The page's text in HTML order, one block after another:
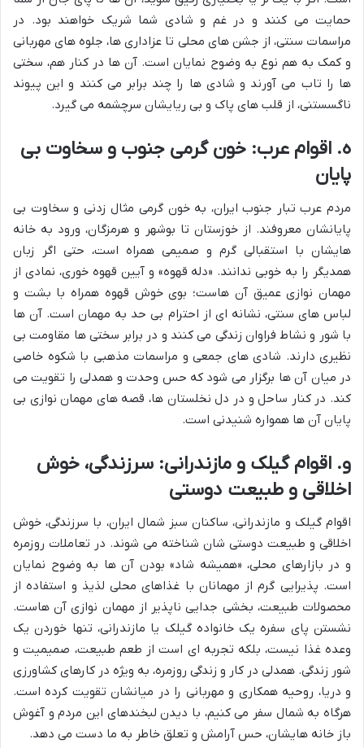
حمایت می کنند و در غم و شادی شما شریک خواهند بود. در
مراسمات سنتی، از جشن های محلی تا عزاداری ها، جلوه های مهربانی
و کمک به هم نوع به وضوح نمایان است. آن ها در کنار هم، سختی
ها را تاب می آورند و شادی ها را چند برابر می کنند و این پیوند
ناگسستنی، از قلب های پاک و بی ریایشان سرچشمه می گیرد.
ه. اقوام عرب: خون گرمی جنوب و سخاوت بی
پایان
مردم عرب تبار جنوب ایران، به خون گرمی مثال زدنی و سخاوت بی
پایانشان معروفند. از خوزستان تا بوشهر و هرمزگان، ورود به خانه
هایشان با استقبالی گرم و صمیمی همراه است، حتی اگر زبان
همدیگر را به خوبی ندانند. «دله قهوه» و آیین قهوه خوری، نمادی از
مهمان نوازی عمیق آن هاست؛ بوی خوش قهوه همراه با بشت و
لباس های سنتی، نشانه ای از احترام بی حد به مهمان است. آن ها
با شور و نشاط فراوان زندگی می کنند و در برابر سختی ها مقاومت بی
نظیری دارند. شادی های جمعی و مراسمات مذهبی با شکوه خاصی
در میان آن ها برگزار می شود که حس وحدت و همدلی را تقویت می
کند. در کنار ساحل و در دل نخلستان ها، قصه های مهمان نوازی بی
پایان آن ها همواره شنیدنی است.
و. اقوام گیلک و مازندرانی: سرزندگی، خوش
اخلاقی و طبیعت دوستی
اقوام گیلک و مازندرانی، ساکنان سبز شمال ایران، با سرزندگی، خوش
اخلاقی و طبیعت دوستی شان شناخته می شوند. در تعاملات روزمره
و در بازارهای محلی، «همیشه شاد» بودن آن ها به وضوح نمایان
است. پذیرایی گرم از مهمانان با غذاهای محلی لذیذ و استفاده از
محصولات طبیعت، بخشی جدایی ناپذیر از مهمان نوازی آن هاست.
نشستن پای سفره یک خانواده گیلک یا مازندرانی، تنها خوردن یک
وعده غذا نیست، بلکه تجربه ای است از طعم طبیعت، صمیمیت و
شور زندگی. همدلی در کار و زندگی روزمره، به ویژه در کارهای کشاورزی
و دریا، روحیه همکاری و مهربانی را در میانشان تقویت کرده است.
هرگاه به شمال سفر می کنیم، با دیدن لبخندهای این مردم و آغوش
باز خانه هایشان، حس آرامش و تعلق خاطر به ما دست می دهد.